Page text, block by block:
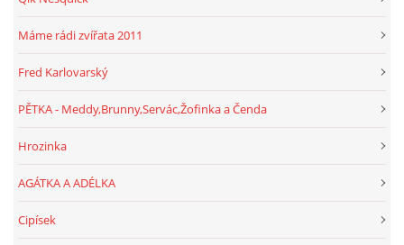
Máme rádi zvířata 2011
Fred Karlovarský
PĚTKA - Meddy,Brunny,Servác,Žofinka a Čenda
Hrozinka
AGÁTKA A ADÉLKA
Cipísek